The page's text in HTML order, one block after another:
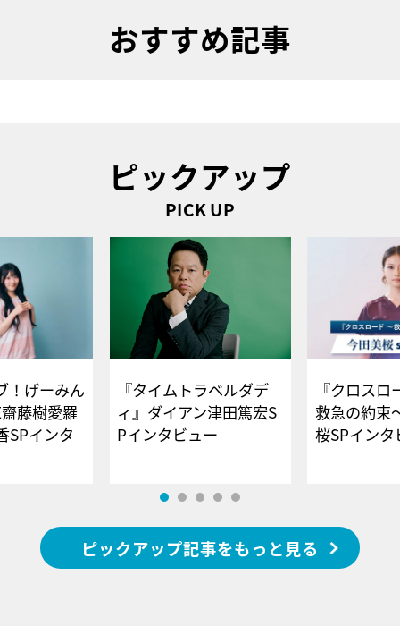
おすすめ記事
ピックアップ
PICK UP
！げーみん
藤樹愛羅
SPインタ
『タイムトラベルダデ
ィ』ダイアン津田篤宏S
Pインタビュー
『クロス
救急の約束
桜SPイ
ピックアップ記事をもっと見る